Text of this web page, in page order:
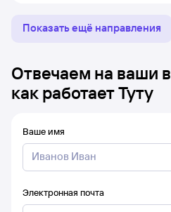
Показать ещё направления
Отвечаем на ваши
как работает Туту
Ваше имя
Электронная почта